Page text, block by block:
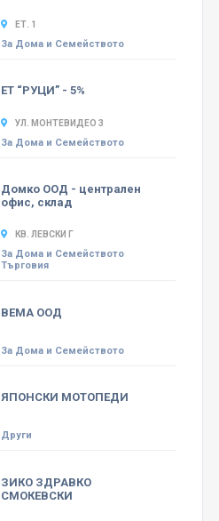
ЕТ. 1
За Дома и Семейството
ЕТ “РУЦИ” - 5%
УЛ. МОНТЕВИДЕО 3
За Дома и Семейството
Домко ООД - централен
офис, склад
КВ. ЛЕВСКИ Г
За Дома и Семейството
Търговия
ВЕМА ООД
За Дома и Семейството
ЯПОНСКИ МОТОПЕДИ
Други
ЗИКО ЗДРАВКО
СМОКЕВСКИ